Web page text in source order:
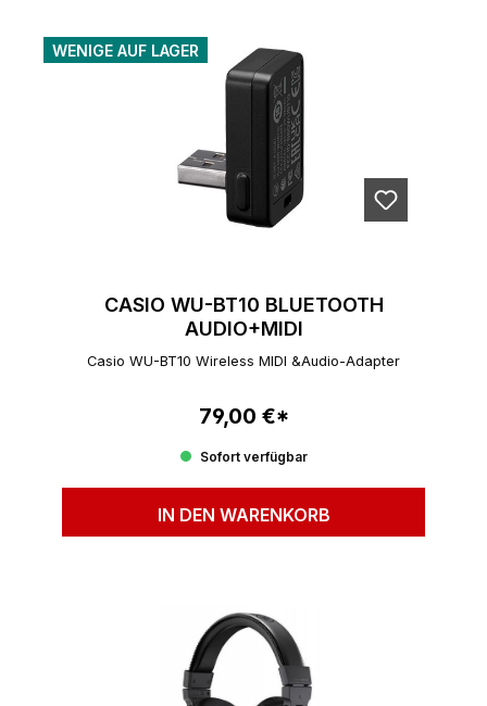
WENIGE AUF LAGER
CASIO WU-BT10 BLUETOOTH
AUDIO+MIDI
Casio WU-BT10 Wireless MIDI &Audio-Adapter
Regulärer Preis:
79,00 €*
Sofort verfügbar
IN DEN WARENKORB